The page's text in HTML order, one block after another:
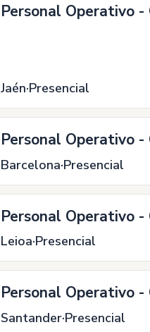
Personal Operativo -
Jaén Presencial
Personal Operativo -
Barcelona Presencial
Personal Operativo
Leioa Presencial
Personal Operativo -
Santander Presencial